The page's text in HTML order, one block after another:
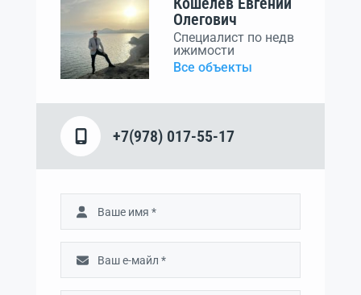
Олегович
Специалист по недв
ижимости
Все объекты
+7(978) 017-55-17